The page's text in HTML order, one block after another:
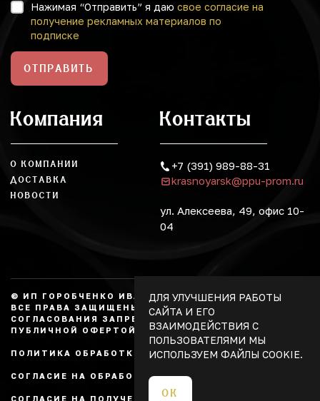
Нажимая “Отправить” я даю свое согласие на
получение рекламных материалов по
подписке
ОТПРАВИТЬ
Компания
О КОМПАНИИ
ДОСТАВКА
НОВОСТИ
Контакты
+7 (391) 989-88-31
krasnoyarsk@ppu-prom.ru
ул. Алексеева, 49, офис 10-
04
© ИП ГОРОБЧЕНКО ИВАН АЛЕКСАНДРОВИЧ, 2026.
ВСЕ ПРАВА ЗАЩИЩЕНЫ, КОПИРОВАНИЕ БЕЗ
СОГЛАСОВАНИЯ ЗАПРЕЩЕНО. НЕ ЯВЛЯЕТСЯ
ПУБЛИЧНОЙ ОФЕРТОЙ.
ПОЛИТИКА ОБРАБОТКИ ПЕРСОНАЛЬНЫХ ДАННЫХ
СОГЛАСИЕ НА ОБРАБОТКУ ПЕРСОНАЛЬНЫХ ДАННЫХ
СОГЛАСИЕ НА ПОЛУЧЕНИЕ РЕКЛАМЫ
ДЛЯ УЛУЧШЕНИЯ РАБОТЫ
САЙТА И ЕГО
ВЗАИМОДЕЙСТВИЯ С
ПОЛЬЗОВАТЕЛЯМИ МЫ
ИСПОЛЬЗУЕМ ФАЙЛЫ COOKIE.
ОК